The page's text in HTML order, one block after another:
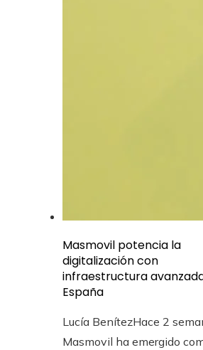
Masmovil potencia la
digitalización con
infraestructura
España
Lucía BenítezHace 2
Masmovil ha emergido